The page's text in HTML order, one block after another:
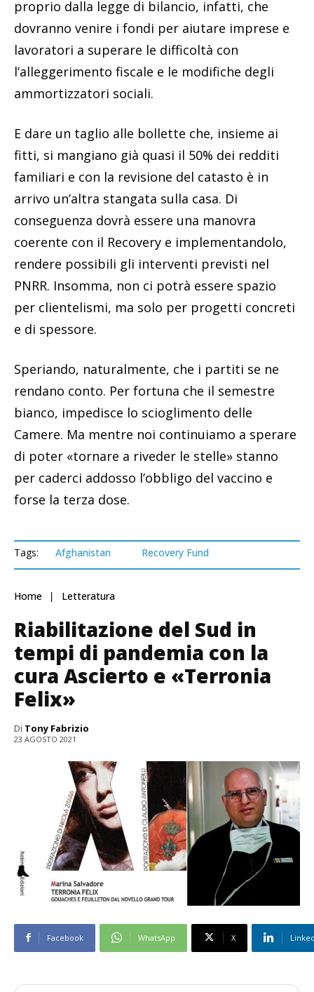
proprio dalla legge di bilancio, infatti, che
dovranno venire i fondi per aiutare imprese e
lavoratori a superare le difficoltà con
l’alleggerimento fiscale e le modifiche degli
ammortizzatori sociali.
E dare un taglio alle bollette che, insieme ai
fitti, si mangiano già quasi il 50% dei redditi
familiari e con la revisione del catasto è in
arrivo un’altra stangata sulla casa. Di
conseguenza dovrà essere una manovra
coerente con il Recovery e implementandolo,
rendere possibili gli interventi previsti nel
PNRR. Insomma, non ci potrà essere spazio
per clientelismi, ma solo per progetti concreti
e di spessore.
Speriando, naturalmente, che i partiti se ne
rendano conto. Per fortuna che il semestre
bianco, impedisce lo scioglimento delle
Camere. Ma mentre noi continuiamo a sperare
di poter «tornare a riveder le stelle» stanno
per caderci addosso l’obbligo del vaccino e
forse la terza dose.
Tags: Afghanistan Recovery Fund
Home Letteratura
Riabilitazione del Sud in
tempi di pandemia con la
cura Ascierto e «Terronia
Felix»
Di Tony Fabrizio
23 AGOSTO 2021
Facebook WhatsApp X